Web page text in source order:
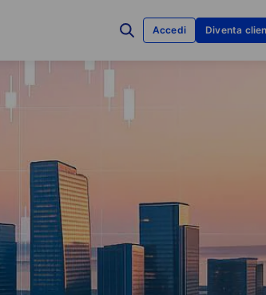
Accedi Diventa